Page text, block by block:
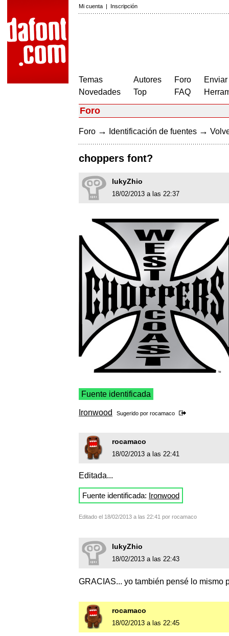
Mi cuenta | Inscripción
Temas
Novedades
Autores
Top
Foro
FAQ
Foro
Foro → Identificación de fuentes →
choppers font?
lukyZhio
18/02/2013 a las 22:37
Fuente identificada
Ironwood Sugerido por rocamaco
rocamaco
18/02/2013 a las 22:41
Editada...
Fuente identificada: Ironwood
Editado el 18/02/2013 a las 22:41 por rocamaco
lukyZhio
18/02/2013 a las 22:43
GRACIAS... yo también pensé lo mismo
rocamaco
18/02/2013 a las 22:45